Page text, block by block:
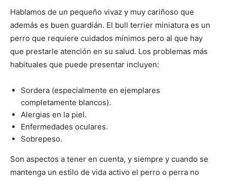
Hablamos de un pequeño vivaz y muy cariñoso que
además es buen guardián. El bull terrier miniatura es un
perro que requiere cuidados mínimos pero al que hay
que prestarle atención en su salud. Los problemas más
habituales que puede presentar incluyen:
Sordera (especialmente en ejemplares
completamente blancos).
Alergias en la piel.
Enfermedades oculares.
Sobrepeso.
Son aspectos a tener en cuenta, y siempre y cuando se
mantenga un estilo de vida activo el perro o perra no